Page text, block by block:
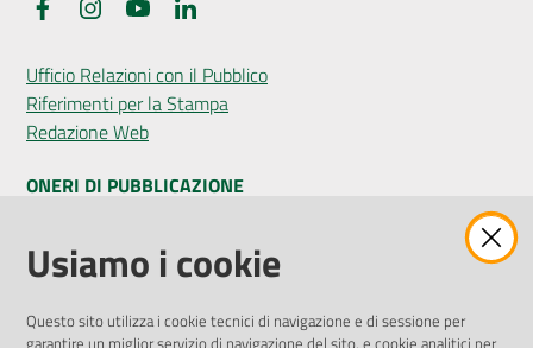
FacebookInstagramYouTube
Ufficio Relazioni con il Pubblico
Riferimenti per la Stampa
Redazione Web
ONERI DI PUBBLICAZIONE
Amministrazione Trasparente
Pubblicità legale
Privacy Policy
Usiamo i cookie
Questo sito utilizza i cookie tecnici di navigazione e di sessione per
garantire un miglior servizio di navigazione del sito, e cookie analitici per